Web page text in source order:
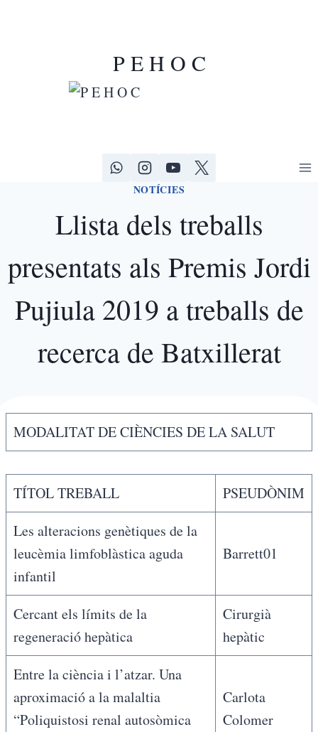
P E H O C
NOTÍCIES
Llista dels treballs
presentats als Premis Jordi
Pujiula 2019 a treballs de
recerca de Batxillerat
MODALITAT DE CIÈNCIES DE LA SALUT
TÍTOL TREBALL
PSEUDÒNIM
Les alteracions genètiques de la
leucèmia limfoblàstica aguda
infantil
Barrett01
Cercant els límits de la
regeneració hepàtica
Cirurgià
hepàtic
Entre la ciència i l’atzar. Una
aproximació a la malaltia
“Poliquistosi renal autosòmica
Carlota
Colomer